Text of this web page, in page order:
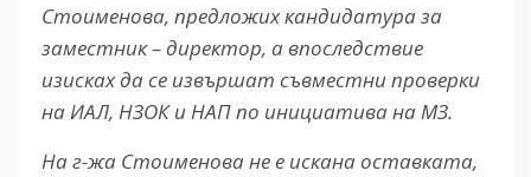
Стоименова, предложих кандидатура за
заместник – директор, а впоследствие
изисках да се извършат съвместни проверки
на ИАЛ, НЗОК и НАП по инициатива на МЗ.
На г-жа Стоименова не е искана оставката,